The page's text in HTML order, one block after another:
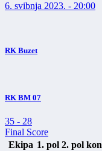
6. svibnja 2023. - 20:00
RK Buzet
RK BM 07
35 - 28
Final Score
Ekipa 1. pol 2. pol